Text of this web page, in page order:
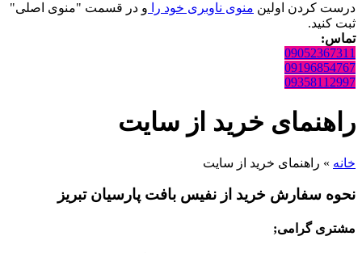
درست کردن اولین منوی ناوبری خود را و در قسمت "منوی اصلی"
ثبت کنید.
تماس:
09052367311
09196854767
09358112997
راهنمای خرید از سایت
خانه » راهنمای خرید از سایت
نحوه سفارش خرید از نفیس بافت پارسیان تبریز
مشتری گرامی;